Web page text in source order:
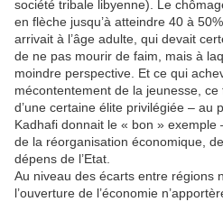
société tribale libyenne). Le
en flèche jusqu’à atteindre 40 à
arrivait à l’âge adulte, qui devait
de ne pas mourir de faim, mais à
moindre perspective. Et ce qui
mécontentement de la jeunesse,
d’une certaine élite privilégiée – au
Kadhafi donnait le « bon » exemple
de la réorganisation économique,
dépens de l’Etat.
Au niveau des écarts entre régions
l’ouverture de l’économie